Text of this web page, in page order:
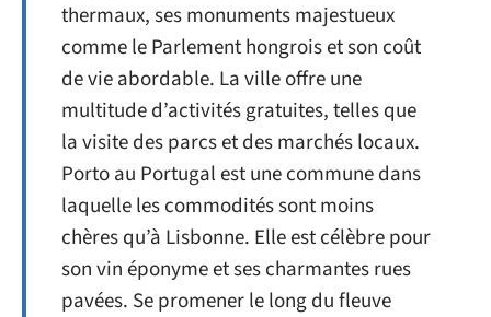
thermaux, ses monuments majestueux
comme le Parlement hongrois et son coût
de vie abordable. La ville offre une
multitude d’activités gratuites, telles que
la visite des parcs et des marchés locaux.
Porto au Portugal est une commune dans
laquelle les commodités sont moins
chères qu’à Lisbonne. Elle est célèbre pour
son vin éponyme et ses charmantes rues
pavées. Se promener le long du fleuve